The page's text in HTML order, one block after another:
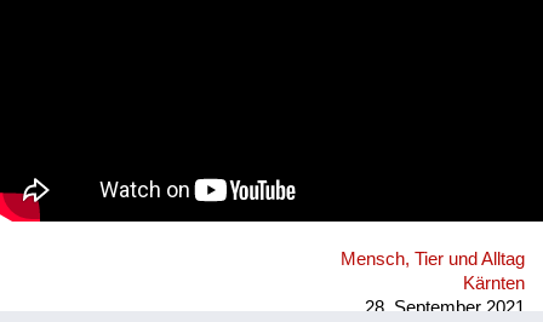
Mensch, Tier und Alltag
Kärnten
28. September 2021